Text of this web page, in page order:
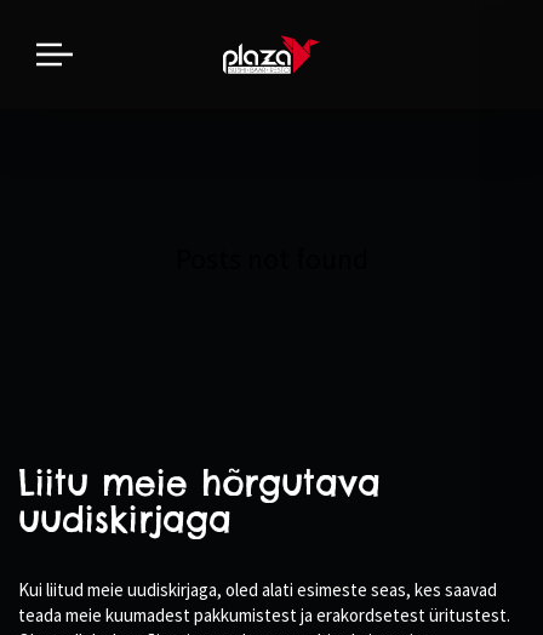
Liitu meie hõrgutava
uudiskirjaga
Kui liitud meie uudiskirjaga, oled alati esimeste seas, kes saavad
teada meie kuumadest pakkumistest ja erakordsetest üritustest.